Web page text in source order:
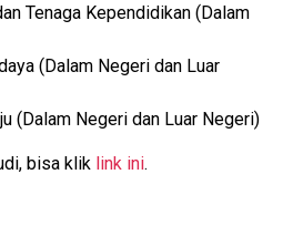
Tenaga Kependidikan (Dalam
(Dalam Negeri dan Luar
(Dalam Negeri dan Luar Negeri)
bisa klik link ini.